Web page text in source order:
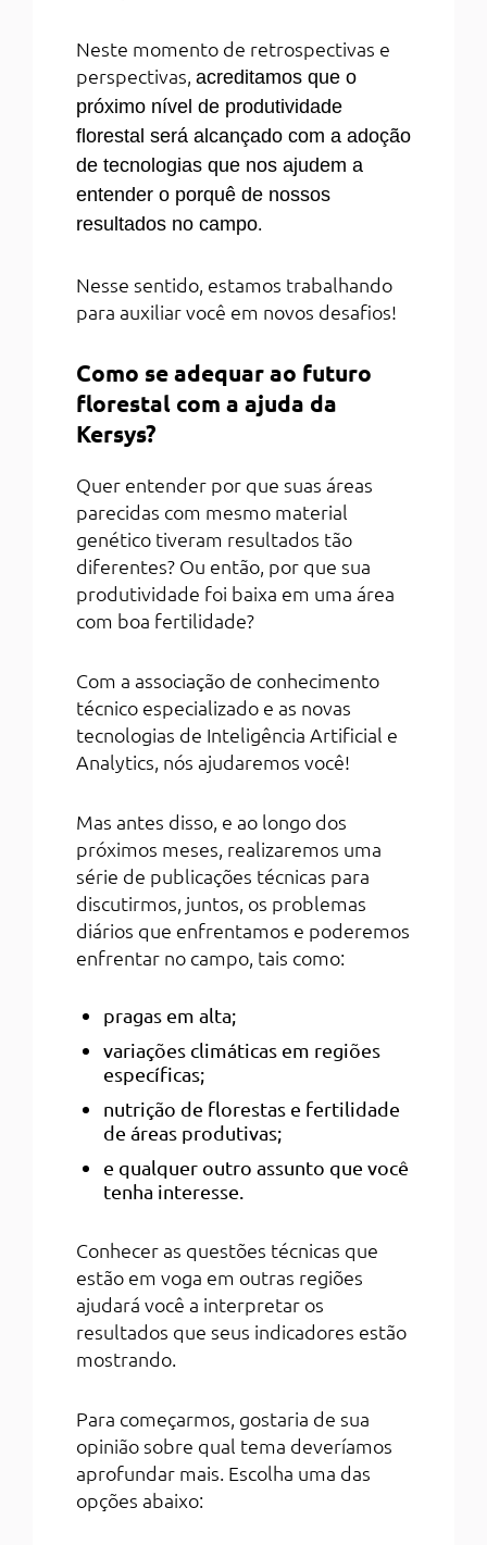
Neste momento de retrospectivas e
perspectivas, acreditamos que o
próximo nível de produtividade
florestal será alcançado com a adoção
de tecnologias que nos ajudem a
entender o porquê de nossos
resultados no campo.
Nesse sentido, estamos trabalhando
para auxiliar você em novos desafios!
Como se adequar ao futuro
florestal com a ajuda da
Kersys?
Quer entender por que suas áreas
parecidas com mesmo material
genético tiveram resultados tão
diferentes? Ou então, por que sua
produtividade foi baixa em uma área
com boa fertilidade?
Com a associação de conhecimento
técnico especializado e as novas
tecnologias de Inteligência Artificial e
Analytics, nós ajudaremos você!
Mas antes disso, e ao longo dos
próximos meses, realizaremos uma
série de publicações técnicas para
discutirmos, juntos, os problemas
diários que enfrentamos e poderemos
enfrentar no campo, tais como:
pragas em alta;
variações climáticas em regiões
específicas;
nutrição de florestas e fertilidade
de áreas produtivas;
e qualquer outro assunto que você
tenha interesse.
Conhecer as questões técnicas que
estão em voga em outras regiões
ajudará você a interpretar os
resultados que seus indicadores estão
mostrando.
Para começarmos, gostaria de sua
opinião sobre qual tema deveríamos
aprofundar mais. Escolha uma das
opções abaixo: